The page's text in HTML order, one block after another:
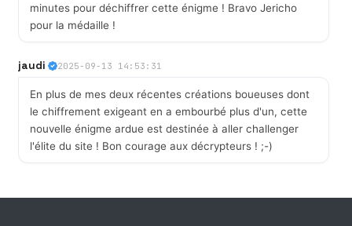
minutes pour déchiffrer cette énigme ! Bravo Jericho
pour la médaille !
jaudi 2025-09-13 14:53:31
En plus de mes deux récentes créations boueuses dont
le chiffrement exigeant en a embourbé plus d'un, cette
nouvelle énigme ardue est destinée à aller challenger
l'élite du site ! Bon courage aux décrypteurs ! ;-)